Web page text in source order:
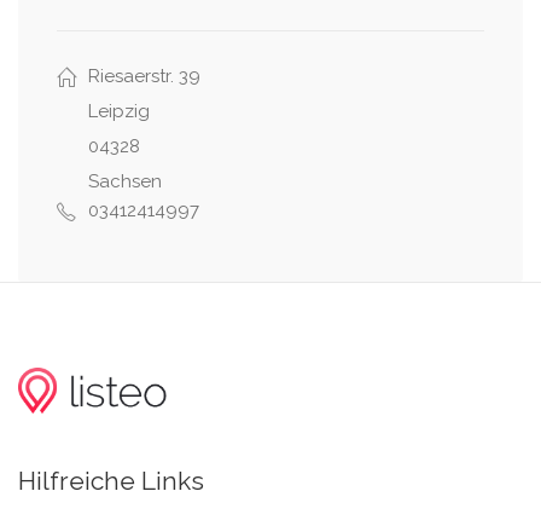
Riesaerstr. 39
Leipzig
04328
Sachsen
03412414997
Hilfreiche Links